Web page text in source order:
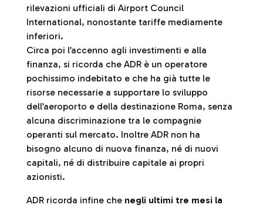
rilevazioni ufficiali di Airport Council
International, nonostante tariffe mediamente
inferiori.
Circa poi l’accenno agli investimenti e alla
finanza, si ricorda che ADR è un operatore
pochissimo indebitato e che ha già tutte le
risorse necessarie a supportare lo sviluppo
dell’aeroporto e della destinazione Roma, senza
alcuna discriminazione tra le compagnie
operanti sul mercato. Inoltre ADR non ha
bisogno alcuno di nuova finanza, né di nuovi
capitali, né di distribuire capitale ai propri
azionisti.
ADR ricorda infine che negli ultimi tre mesi la